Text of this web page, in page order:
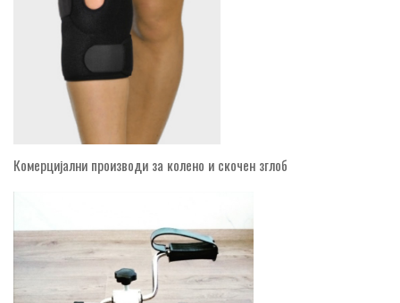
Комерцијални производи за колено и скочен зглоб